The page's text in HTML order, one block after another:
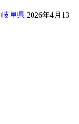
阜県 2026年4月13